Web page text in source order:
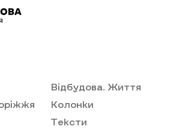
з аутизмом, профорієнтація
та створення збірника казок з
Відбудова. Життя
Колонки
Тексти